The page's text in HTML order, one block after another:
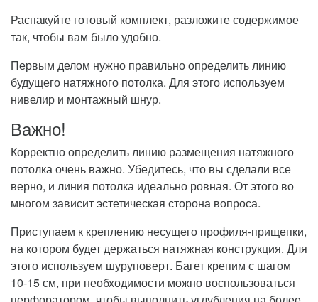
Распакуйте готовый комплект, разложите содержимое
так, чтобы вам было удобно.
Первым делом нужно правильно определить линию
будущего натяжного потолка. Для этого используем
нивелир и монтажный шнур.
Важно!
Корректно определить линию размещения натяжного
потолка очень важно. Убедитесь, что вы сделали все
верно, и линия потолка идеально ровная. От этого во
многом зависит эстетическая сторона вопроса.
Приступаем к креплению несущего профиля-прищепки,
на котором будет держаться натяжная конструкция. Для
этого используем шуруповерт. Багет крепим с шагом
10-15 см, при необходимости можно воспользоваться